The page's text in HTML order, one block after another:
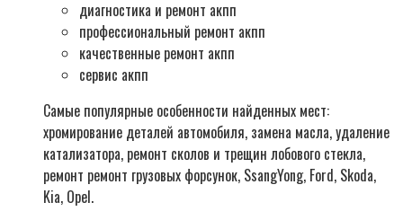
диагностика и ремонт акпп
профессиональный ремонт акпп
качественные ремонт акпп
сервис акпп
Самые популярные особенности найденных мест:
хромирование деталей автомобиля, замена масла, удаление
катализатора, ремонт сколов и трещин лобового стекла,
ремонт ремонт грузовых форсунок, SsangYong, Ford, Skoda,
Kia, Opel.